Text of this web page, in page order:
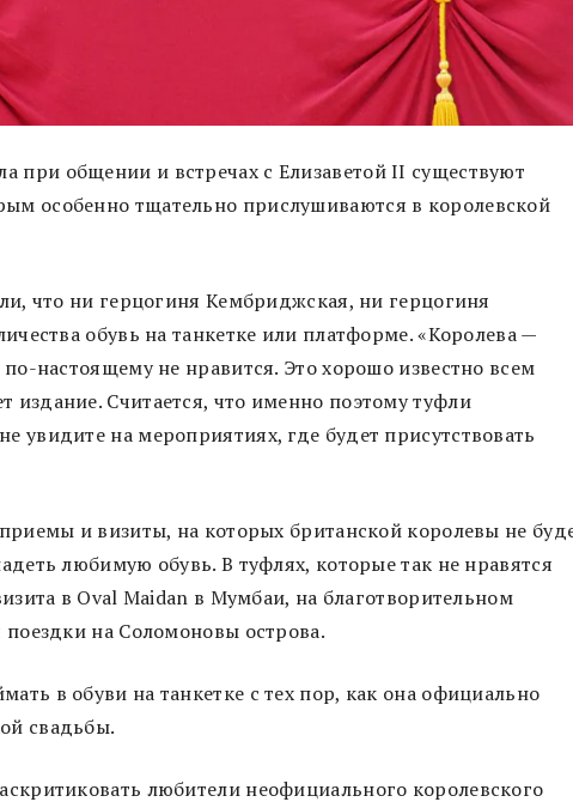
общении и встречах с Елизаветой II существуют
особенно тщательно прислушиваются в королевской
что ни герцогиня Кембриджская, ни герцогиня
обувь на танкетке или платформе. «Королева —
настоящему не нравится. Это хорошо известно всем
Считается, что именно поэтому туфли
увидите на мероприятиях, где будет присутствовать
и визиты, на которых британской королевы не
любимую обувь. В туфлях, которые так не нравятся
в Oval Maidan в Мумбаи, на благотворительном
на Соломоновы острова.
в обуви на танкетке с тех пор, как она официально
свадьбы.
любители неофициального королевского